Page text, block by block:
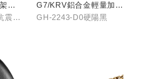
組
震手
G7/KRV鋁合金輕量加大
齒盤42T-硬陽黑
GH-2243-D0硬陽黑